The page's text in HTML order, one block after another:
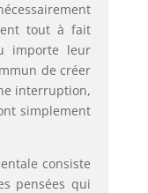
tout à fait
importe leur
de créer
interruption,
simplement
consiste
pensées qui